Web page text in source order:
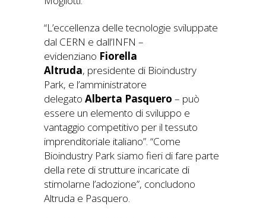
“L’eccellenza delle tecnologie sviluppate
dal CERN e dall’INFN –
evidenziano Fiorella
Altruda, presidente di Bioindustry
Park, e l’amministratore
delegato Alberta Pasquero – può
essere un elemento di sviluppo e
vantaggio competitivo per il tessuto
imprenditoriale italiano”. “Come
Bioindustry Park siamo fieri di fare parte
della rete di strutture incaricate di
stimolarne l’adozione”, concludono
Altruda e Pasquero.